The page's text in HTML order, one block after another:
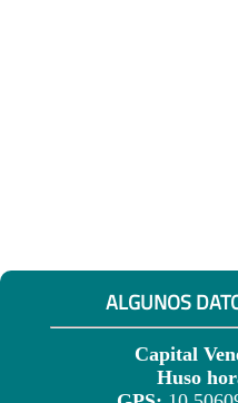
ALGUNOS
Capital
Huso